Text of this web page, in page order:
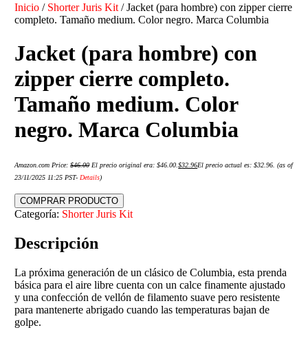
Inicio / Shorter Juris Kit / Jacket (para hombre) con zipper cierre
completo. Tamaño medium. Color negro. Marca Columbia
Jacket (para hombre) con
zipper cierre completo.
Tamaño medium. Color
negro. Marca Columbia
Amazon.com Price:$46.00 El precio original era: $46.00.$32.96El precio actual es: $32.96. (as of
23/11/2025 11:25 PST- Details)
COMPRAR PRODUCTO
Categoría: Shorter Juris Kit
Descripción
La próxima generación de un clásico de Columbia, esta prenda
básica para el aire libre cuenta con un calce finamente ajustado
y una confección de vellón de filamento suave pero resistente
para mantenerte abrigado cuando las temperaturas bajan de
golpe.